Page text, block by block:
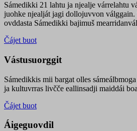
Sámedikki 21 lahtu ja njealje várrelahtu
juohke njealját jagi dollojuvvon
ovddasta Sámedikki bajimuš
Čájet buot
Vástusuorggit
Sámedikkis mii bargat olles
ja kultuvrras livčče eallinsadji maiddái
Čájet buot
Áigeguovdil